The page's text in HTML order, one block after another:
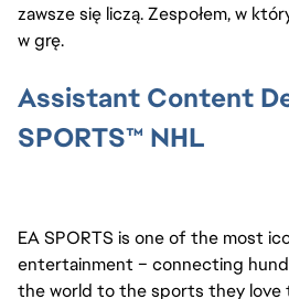
zawsze się liczą. Zespołem, w
w grę.
Assistant Content
SPORTS™ NHL
EA SPORTS is one of the most
entertainment – connecting
the world to the sports they